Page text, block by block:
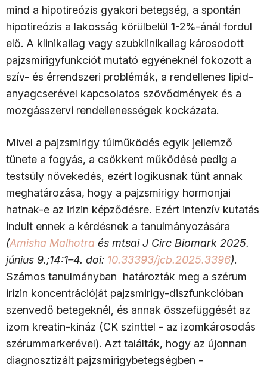
mind a hipotireózis gyakori betegség, a spontán
hipotireózis a lakosság körülbelül 1-2%-ánál fordul
elő. A klinikailag vagy szubklinikailag károsodott
pajzsmirigyfunkciót mutató egyéneknél fokozott a
szív- és érrendszeri problémák, a rendellenes lipid-
anyagcserével kapcsolatos szövődmények és a
mozgásszervi rendellenességek kockázata.
Mivel a pajzsmirigy túlműködés egyik jellemző
tünete a fogyás, a csökkent működésé pedig a
testsúly növekedés, ezért logikusnak tűnt annak
meghatározása, hogy a pajzsmirigy hormonjai
hatnak-e az irizin képződésre. Ezért intenzív kutatás
indult ennek a kérdésnek a tanulmányozására
(Amisha Malhotra és mtsai J Circ Biomark 2025.
június 9.;14:1–4. doi: 10.33393/jcb.2025.3396).
Számos tanulmányban határozták meg a szérum
irizin koncentrációját pajzsmirigy-diszfunkcióban
szenvedő betegeknél, és annak összefüggését az
izom kreatin-kináz (CK szinttel - az izomkárosodás
szérummarkerével). Azt találták, hogy az újonnan
diagnosztizált pajzsmirigybetegségben -